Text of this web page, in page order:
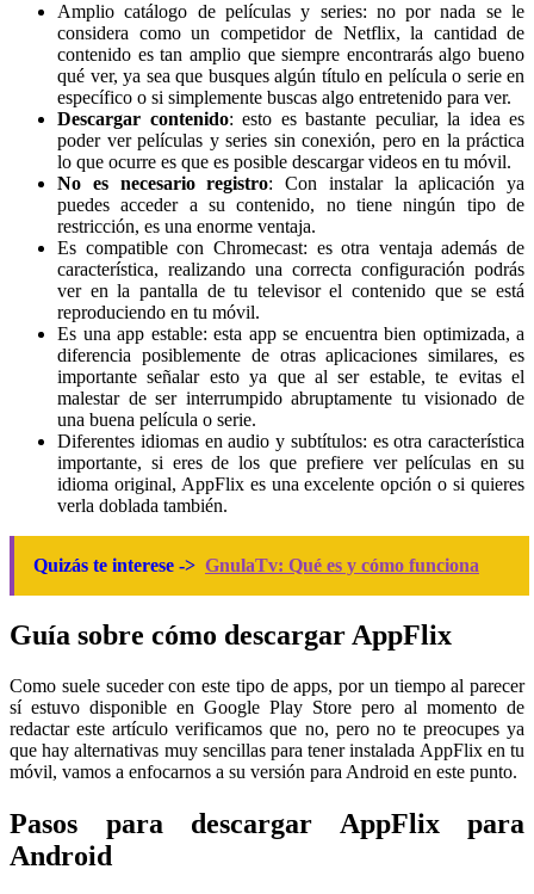
Amplio catálogo de películas y series: no por nada se le
considera como un competidor de Netflix, la cantidad de
contenido es tan amplio que siempre encontrarás algo bueno
qué ver, ya sea que busques algún título en película o serie en
específico o si simplemente buscas algo entretenido para ver.
Descargar contenido: esto es bastante peculiar, la idea es
poder ver películas y series sin conexión, pero en la práctica
lo que ocurre es que es posible descargar videos en tu móvil.
No es necesario registro: Con instalar la aplicación ya
puedes acceder a su contenido, no tiene ningún tipo de
restricción, es una enorme ventaja.
Es compatible con Chromecast: es otra ventaja además de
característica, realizando una correcta configuración podrás
ver en la pantalla de tu televisor el contenido que se está
reproduciendo en tu móvil.
Es una app estable: esta app se encuentra bien optimizada, a
diferencia posiblemente de otras aplicaciones similares, es
importante señalar esto ya que al ser estable, te evitas el
malestar de ser interrumpido abruptamente tu visionado de
una buena película o serie.
Diferentes idiomas en audio y subtítulos: es otra característica
importante, si eres de los que prefiere ver películas en su
idioma original, AppFlix es una excelente opción o si quieres
verla doblada también.
Quizás te interese -> GnulaTv: Qué es y cómo funciona
Guía sobre cómo descargar AppFlix
Como suele suceder con este tipo de apps, por un tiempo al parecer
sí estuvo disponible en Google Play Store pero al momento de
redactar este artículo verificamos que no, pero no te preocupes ya
que hay alternativas muy sencillas para tener instalada AppFlix en tu
móvil, vamos a enfocarnos a su versión para Android en este punto.
Pasos para descargar AppFlix para
Android